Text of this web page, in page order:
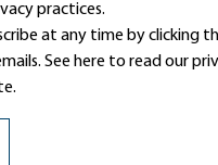
practices.
at any time by clicking
See here to read our